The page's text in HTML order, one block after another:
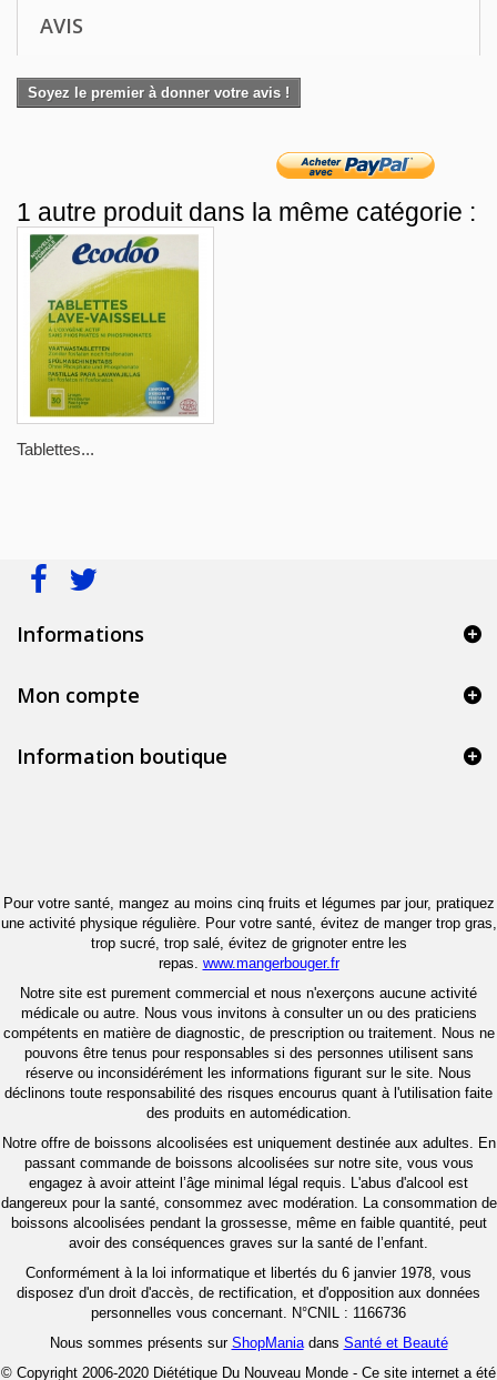
AVIS
Soyez le premier à donner votre avis !
1 autre produit dans la même catégorie :
Tablettes...
Informations
Mon compte
Information boutique
Pour votre santé, mangez au moins cinq fruits et légumes par jour, pratiquez
une activité physique régulière. Pour votre santé, évitez de manger trop gras,
trop sucré, trop salé, évitez de grignoter entre les
repas. www.mangerbouger.fr
Notre site est purement commercial et nous n'exerçons aucune activité
médicale ou autre. Nous vous invitons à consulter un ou des praticiens
compétents en matière de diagnostic, de prescription ou traitement. Nous ne
pouvons être tenus pour responsables si des personnes utilisent sans
réserve ou inconsidérément les informations figurant sur le site. Nous
déclinons toute responsabilité des risques encourus quant à l'utilisation faite
des produits en automédication.
Notre offre de boissons alcoolisées est uniquement destinée aux adultes. En
passant commande de boissons alcoolisées sur notre site, vous vous
engagez à avoir atteint l’âge minimal légal requis. L'abus d'alcool est
dangereux pour la santé, consommez avec modération. La consommation de
boissons alcoolisées pendant la grossesse, même en faible quantité, peut
avoir des conséquences graves sur la santé de l’enfant.
Conformément à la loi informatique et libertés du 6 janvier 1978, vous
disposez d'un droit d'accès, de rectification, et d'opposition aux données
personnelles vous concernant. N°CNIL : 1166736
Nous sommes présents sur ShopManiadans Santé et Beauté
© Copyright 2006-2020 Diététique Du Nouveau Monde - Ce site internet a été